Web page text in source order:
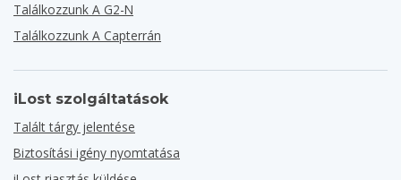
Találkozzunk A G2-N
Találkozzunk A Capterrán
iLost szolgáltatások
Talált tárgy jelentése
Biztosítási igény nyomtatása